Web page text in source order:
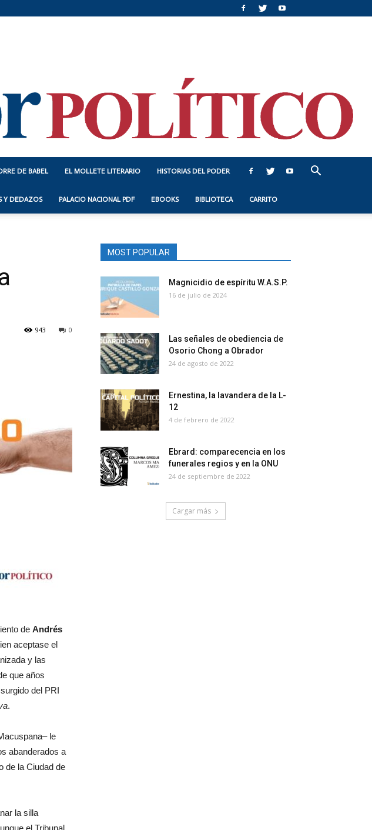
DE BABEL EL MOLLETE LITERARIO HISTORIAS DEL PODER
Y DEDAZOS PALACIO NACIONAL PDF EBOOKS BIBLIOTECA CARRITO
0
943
de Andrés
aceptase el
y las
que años
del PRI
.
le
abanderados a
de la Ciudad de
la silla
MOST POPULAR
Magnicidio de espíritu W.A.S.P.
16 de julio de 2024
Las señales de obediencia de
Osorio Chong a Obrador
24 de agosto de 2022
Ernestina, la lavandera de la L-
12
4 de febrero de 2022
Ebrard: comparecencia en los
funerales regios y en la ONU
24 de septiembre de 2022
Cargar más